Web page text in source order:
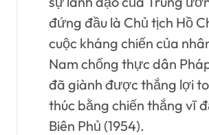
đứng đầu là Chủ tịch Hồ
cuộc kháng chiến của
Nam chống thực dân
đã giành được thắng lợi
thúc bằng chiến thắng vĩ
Biên Phủ (1954).